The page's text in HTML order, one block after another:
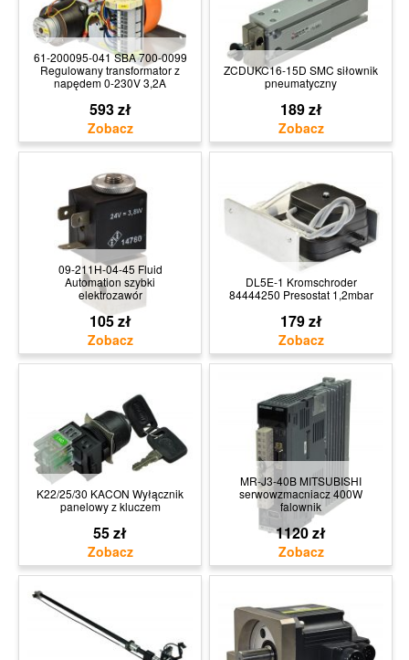
61-200095-041 SBA 700-0099
Regulowany transformator z
napędem 0-230V 3,2A
593 zł
ZCDUKC16-15D SMC siłownik
pneumatyczny
189 zł
09-211H-04-45 Fluid
Automation szybki
elektrozawór
105 zł
DL5E-1 Kromschroder
84444250 Presostat 1,2mbar
179 zł
K22/25/30 KACON Wyłącznik
panelowy z kluczem
55 zł
MR-J3-40B MITSUBISHI
serwowzmacniacz 400W
falownik
1120 zł